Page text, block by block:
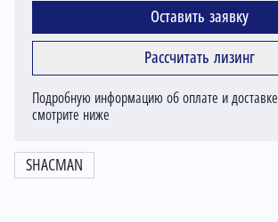
SHACMAN
Оставить заявку
Рассчитать лизинг
Подробную информацию об оплате и доставке
смотрите ниже